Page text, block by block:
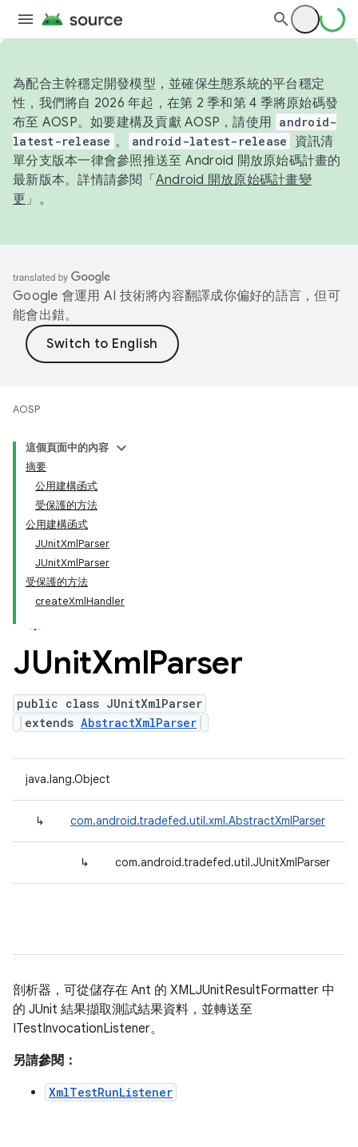
為配合主幹穩定開發模型，並確保生態系統的平台穩定
性，我們將自 2026 年起，在第 2 季和第 4 季將原始碼發
布至 AOSP。如要建構及貢獻 AOSP，請使用 android-
latest-release 。 android-latest-release
資訊清
單分支版本一律會參照推送至 Android 開放原始碼計畫的
最新版本。詳情請參閱「 Android 開放原始碼計畫變
更 」。
Google 會運用 AI 技術將內容翻譯成你偏好的語言，但可
能會出錯。
AOSP
這個頁面中的內容
摘要
公用建構函式
受保護的方法
公用建構函式
JUnitXmlParser
JUnitXmlParser
受保護的方法
createXmlHandler
JUnitXmlParser
public class JUnitXmlParser
extends AbstractXmlParser
java.lang.Object
↳ com.android.tradefed.util.xml.AbstractXmlParser
↳ com.android.tradefed.util.JUnitXmlParser
剖析器，可從儲存在 Ant 的 XMLJUnitResultFormatter 中
的 JUnit 結果擷取測試結果資料，並轉送至
ITestInvocationListener。
另請參閱：
XmlTestRunListener